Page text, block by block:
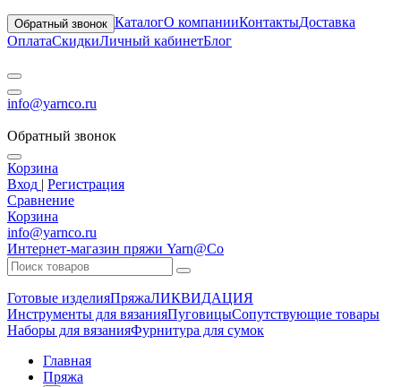
Обратный звонок КаталогО компанииКонтактыДоставка
ОплатаСкидкиЛичный кабинетБлог
info@yarnco.ru
Обратный звонок
Корзина
Вход | Регистрация
Сравнение
Корзина
info@yarnco.ru
Интернет-магазин пряжи Yarn@Co
Готовые изделияПряжаЛИКВИДАЦИЯ
Инструменты для вязанияПуговицыСопутствующие товары
Наборы для вязанияФурнитура для сумок
Главная
Пряжа